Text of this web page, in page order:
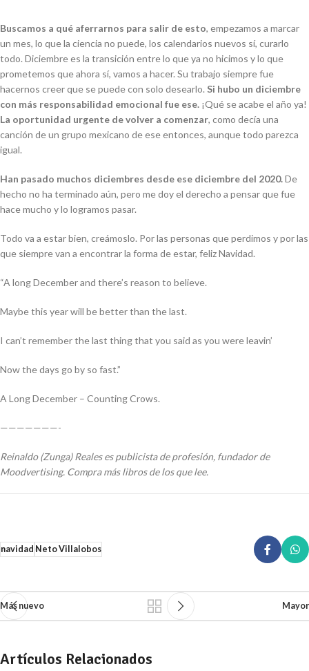
Buscamos a qué aferrarnos para salir de esto, empezamos a marcar
un mes, lo que la ciencia no puede, los calendarios nuevos sí, curarlo
todo. Diciembre es la transición entre lo que ya no hicimos y lo que
prometemos que ahora sí, vamos a hacer. Su trabajo siempre fue
hacernos creer que se puede con solo desearlo. Si hubo un diciembre
con más responsabilidad emocional fue ese. ¡Qué se acabe el año ya!
La oportunidad urgente de volver a comenzar, como decía una
canción de un grupo mexicano de ese entonces, aunque todo parezca
igual.
Han pasado muchos diciembres desde ese diciembre del 2020.De
hecho no ha terminado aún, pero me doy el derecho a pensar que fue
hace mucho y lo logramos pasar.
Todo va a estar bien, creámoslo. Por las personas que perdimos y por las
que siempre van a encontrar la forma de estar, feliz Navidad.
“A long December and there’s reason to believe.
Maybe this year will be better than the last.
I can’t remember the last thing that you said as you were leavin’
Now the days go by so fast.”
A Long December – Counting Crows.
———————-
Reinaldo (Zunga) Reales es publicista de profesión, fundador de
Moodvertising. Compra más libros de los que lee.
navidad Neto Villalobos
Más nuevo Mayor
Artículos Relacionados